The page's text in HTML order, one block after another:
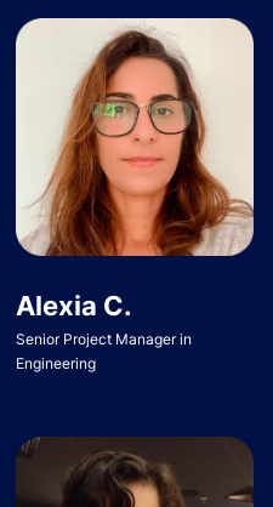
Alexia C.
Senior Project Manager in
Engineering